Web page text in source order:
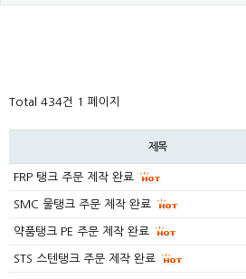
Total 434건 1 페이지
제목
FRP 탱크 주문 제작 완료
SMC 물탱크 주문 제작 완료
약품탱크 PE 주문 제작 완료
STS 스텐탱크 주문 제작 완료